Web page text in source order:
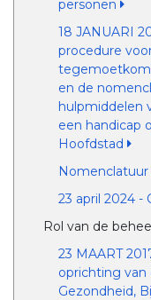
personen
18 JANUARI
procedure
en de
hulpmiddelen
een handicap
Hoofdstad
23 april 2024
Rol van de
23 MAART
oprichting
Gezondheid,